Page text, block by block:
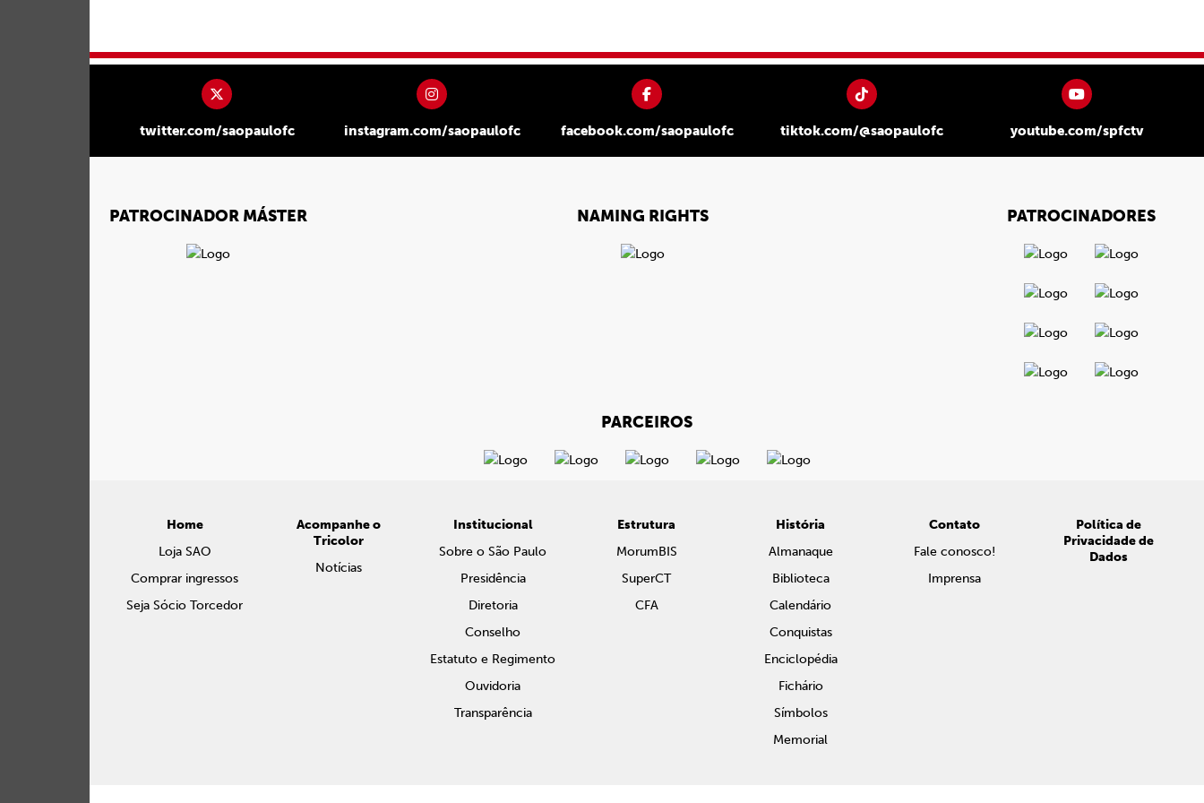
twitter.com/saopaulofc instagram.com/saopaulofc facebook.com/saopaulofc tiktok.com/@saopaulofc youtube.com/spfctv
PATROCINADOR MÁSTER NAMING RIGHTS PATROCINADORES
PARCEIROS
Home
Loja SAO
Comprar ingressos
Seja Sócio Torcedor
Acompanhe o
Tricolor
Notícias
Institucional
Sobre o São Paulo
Presidência
Diretoria
Conselho
Estatuto e Regimento
Ouvidoria
Transparência
Estrutura
MorumBIS
SuperCT
CFA
História
Almanaque
Biblioteca
Calendário
Conquistas
Enciclopédia
Fichário
Símbolos
Memorial
Contato
Fale conosco!
Imprensa
Política de
Privacidade de
Dados